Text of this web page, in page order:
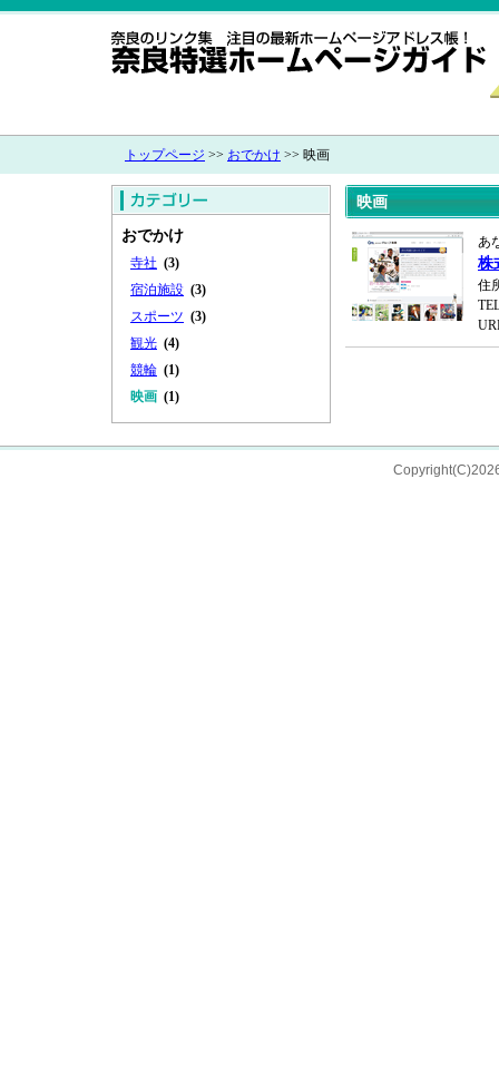
トップページ >> おでかけ >> 映画
おでかけ
寺社 (3)
宿泊施設 (3)
スポーツ (3)
観光 (4)
競輪 (1)
映画 (1)
映画
あ
株
住